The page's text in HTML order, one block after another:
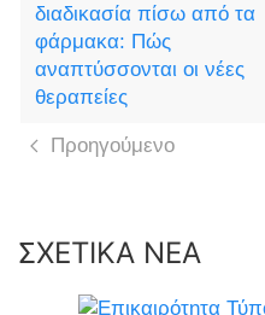
διαδικασία πίσω από τα
φάρμακα: Πώς
αναπτύσσονται οι νέες
θεραπείες
Προηγούμενο
ΣΧΕΤΙΚΑ ΝΕΑ